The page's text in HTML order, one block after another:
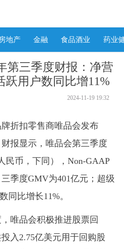
房地产 金融 食品酒业 药业
第三季度财报：净营
跃用户数同比增11%
2024-11-19 19:32
折扣零售商唯品会发布
报显示，唯品会第三季度
民币，下同），Non-GAAP
季度GMV为401亿元；超级
同比增长11%。
唯品会积极推进股票回
入2.75亿美元用于回购股